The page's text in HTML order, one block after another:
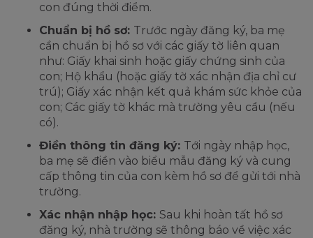
con đúng thời điểm.
Chuẩn bị hồ sơ: Trước ngày đăng ký, ba mẹ
cần chuẩn bị hồ sơ với các giấy tờ liên quan
như: Giấy khai sinh hoặc giấy chứng sinh của
con; Hộ khẩu (hoặc giấy tờ xác nhận địa chỉ cư
trú); Giấy xác nhận kết quả khám sức khỏe của
con; Các giấy tờ khác mà trường yêu cầu (nếu
có).
Điền thông tin đăng ký: Tới ngày nhập học,
ba mẹ sẽ điền vào biểu mẫu đăng ký và cung
cấp thông tin của con kèm hồ sơ để gửi tới nhà
trường.
Xác nhận nhập học: Sau khi hoàn tất hồ sơ
đăng ký, nhà trường sẽ thông báo về việc xác